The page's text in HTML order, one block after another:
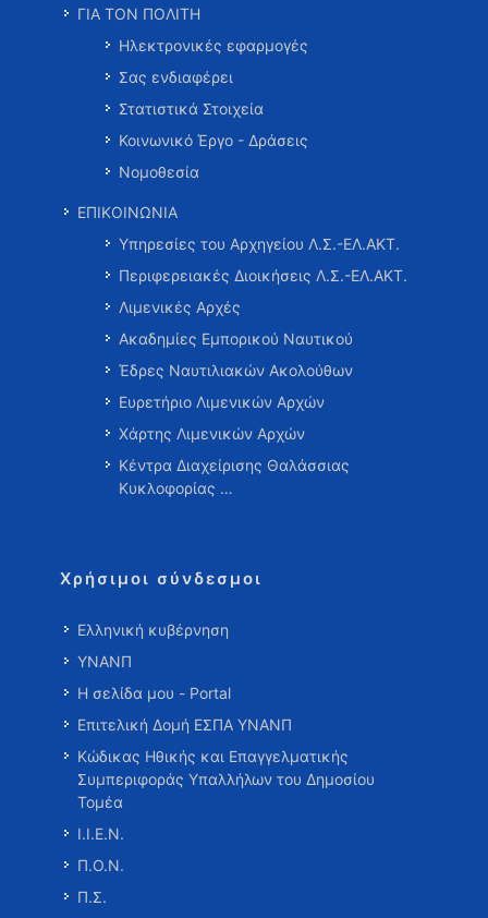
ΓΙΑ ΤΟΝ ΠΟΛΙΤΗ
Ηλεκτρονικές εφαρμογές
Σας ενδιαφέρει
Στατιστικά Στοιχεία
Κοινωνικό Έργο - Δράσεις
Νομοθεσία
ΕΠΙΚΟΙΝΩΝΙΑ
Υπηρεσίες του Αρχηγείου Λ.Σ.-ΕΛ.ΑΚΤ.
Περιφερειακές Διοικήσεις Λ.Σ.-ΕΛ.ΑΚΤ.
Λιμενικές Αρχές
Ακαδημίες Εμπορικού Ναυτικού
Έδρες Ναυτιλιακών Ακολούθων
Ευρετήριο Λιμενικών Αρχών
Χάρτης Λιμενικών Αρχών
Κέντρα Διαχείρισης Θαλάσσιας
Κυκλοφορίας …
Χρήσιμοι σύνδεσμοι
Ελληνική κυβέρνηση
ΥΝΑΝΠ
Η σελίδα μου - Portal
Επιτελική Δομή ΕΣΠΑ ΥΝΑΝΠ
Κώδικας Ηθικής και Επαγγελματικής
Συμπεριφοράς Υπαλλήλων του Δημοσίου
Τομέα
Ι.Ι.Ε.Ν.
Π.Ο.Ν.
Π.Σ.